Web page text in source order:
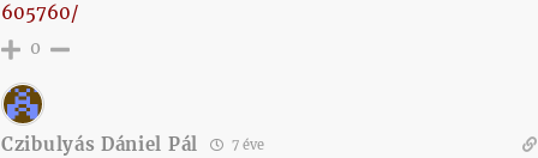
605760/
0
Czibulyás Dániel Pál 7 éve